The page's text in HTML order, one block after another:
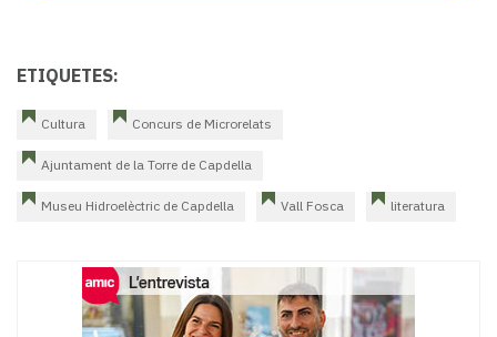
ETIQUETES:
Cultura Concurs de Microrelats
Ajuntament de la Torre de Capdella
Museu Hidroelèctric de Capdella Vall Fosca literatura